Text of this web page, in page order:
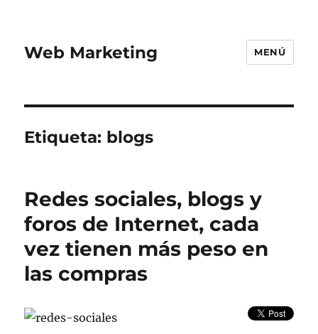
Web Marketing MENÚ
Etiqueta: blogs
Redes sociales, blogs y
foros de Internet, cada
vez tienen más peso en
las compras